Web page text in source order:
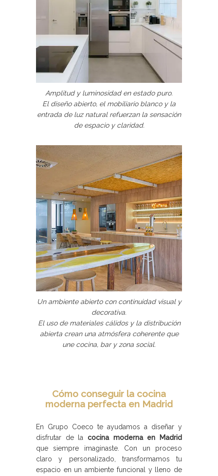
Amplitud y luminosidad en estado puro.
El diseño abierto, el mobiliario blanco y la
entrada de luz natural refuerzan la sensación
de espacio y claridad.
Un ambiente abierto con continuidad visual y
decorativa.
El uso de materiales cálidos y la distribución
abierta crean una atmósfera coherente que
une cocina, bar y zona social.
Cómo conseguir la cocina
moderna perfecta en Madrid
En Grupo Coeco te ayudamos a diseñar y
disfrutar de la cocina moderna en Madrid
que siempre imaginaste. Con un proceso
claro y personalizado, transformamos tu
espacio en un ambiente funcional y lleno de